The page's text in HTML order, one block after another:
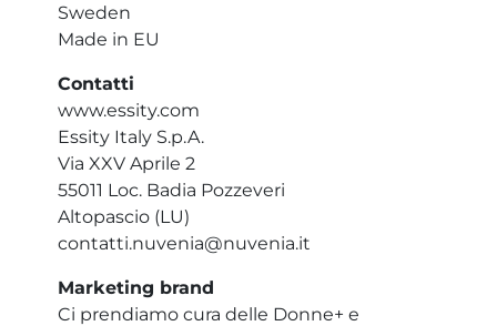
Sweden
Made in EU
Contatti
www.essity.com
Essity Italy S.p.A.
Via XXV Aprile 2
55011 Loc. Badia Pozzeveri
Altopascio (LU)
contatti.nuvenia@nuvenia.it
Marketing brand
Ci prendiamo cura delle Donne+ e